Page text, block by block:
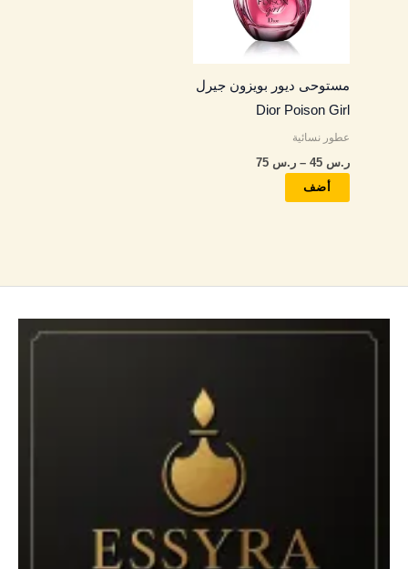
مستوحى ديور بويزون جيرل
Dior Poison Girl
عطور نسائية
ر.س – ر.س
أضف
المختلفة
لهذا
المنتج.
يمكن
اختيار
على